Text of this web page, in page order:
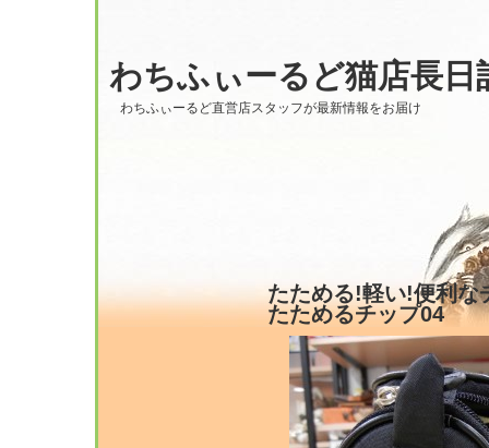
わちふぃーるど猫店長日
わちふぃーるど直営店スタッフが最新情報をお届け
たためる!軽い!便利
たためるチップ04